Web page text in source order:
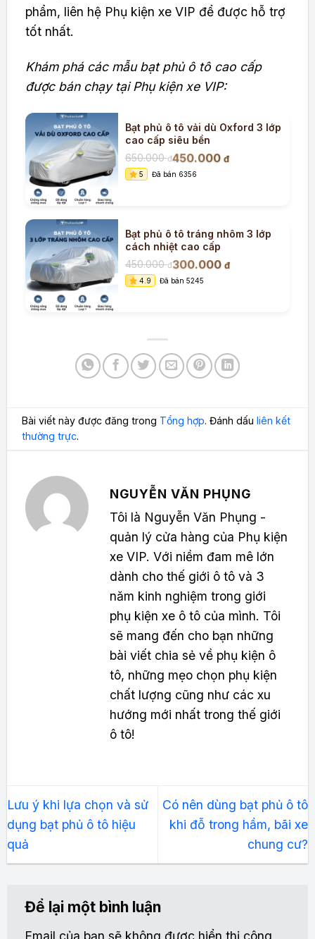
phẩm, liên hệ Phụ kiện xe VIP để được hỗ trợ
tốt nhất.
Khám phá các mẫu bạt phủ ô tô cao cấp
được bán chạy tại Phụ kiện xe VIP:
Bạt phủ ô tô vải dù Oxford 3 lớp
cao cấp siêu bền
650.000đ450.000 đ
5 Đã bán 6356
Bạt phủ ô tô tráng nhôm 3 lớp
cách nhiệt cao cấp
450.000đ300.000 đ
4.9 Đã bán 5245
Bài viết này được đăng trong Tổng hợp. Đánh dấuliên kết
thường trực.
NGUYỄN VĂN PHỤNG
Tôi là Nguyễn Văn Phụng -
quản lý cửa hàng của Phụ kiện
xe VIP. Với niềm đam mê lớn
dành cho thế giới ô tô và 3
năm kinh nghiệm trong giới
phụ kiện xe ô tô của mình. Tôi
sẽ mang đến cho bạn những
bài viết chia sẻ về phụ kiện ô
tô, những mẹo chọn phụ kiện
chất lượng cũng như các xu
hướng mới nhất trong thế giới
ô tô!
Lưu ý khi lựa chọn và sử
dụng bạt phủ ô tô hiệu
quả
Có nên dùng bạt phủ ô tô
khi đỗ trong hầm, bãi xe
chung cư?
Để lại một bình luận
Email của bạn sẽ không được hiển thị công